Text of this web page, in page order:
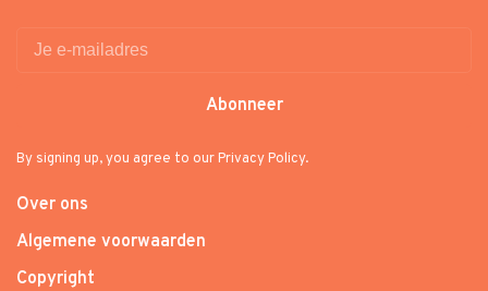
Abonneer
By signing up, you agree to our Privacy Policy.
Over ons
Algemene voorwaarden
Copyright